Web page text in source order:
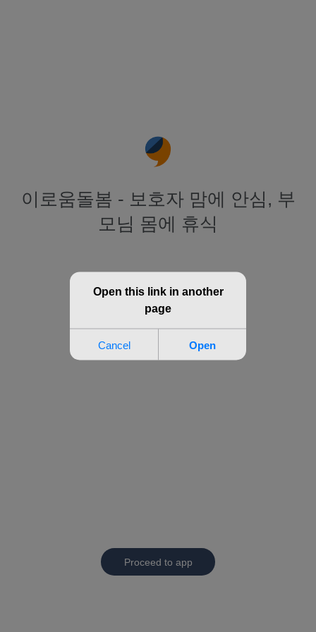
이로움돌봄 - 보호자 맘에 안심, 부
모님 몸에 휴식
Proceed to app